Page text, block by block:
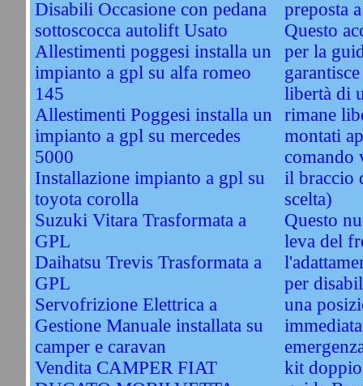
Disabili Occasione con pedana
sottoscocca autolift Usato
Allestimenti poggesi installa un
impianto a gpl su alfa romeo
145
Allestimenti Poggesi installa un
impianto a gpl su mercedes
5000
Installazione impianto a gpl su
toyota corolla
Suzuki Vitara Trasformata a
GPL
Daihatsu Trevis Trasformata a
GPL
Servofrizione Elettrica a
Gestione Manuale installata su
camper e caravan
Vendita CAMPER FIAT
preposta
Questo
per la
libertà di
rimane
montati
comando
il braccio
scelta)
Questo
leva del
per
una
kit